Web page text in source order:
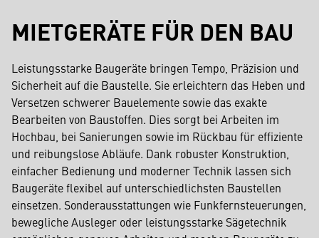
MIETGERÄTE FÜR DEN BAU
Leistungsstarke Baugeräte bringen Tempo, Präzision und
Sicherheit auf die Baustelle. Sie erleichtern das Heben und
Versetzen schwerer Bauelemente sowie das exakte
Bearbeiten von Baustoffen. Dies sorgt bei Arbeiten im
Hochbau, bei Sanierungen sowie im Rückbau für effiziente
und reibungslose Abläufe. Dank robuster Konstruktion,
einfacher Bedienung und moderner Technik lassen sich
Baugeräte flexibel auf unterschiedlichsten Baustellen
einsetzen. Sonderausstattungen wie Funkfernsteuerungen,
bewegliche Ausleger oder leistungsstarke Sägetechnik